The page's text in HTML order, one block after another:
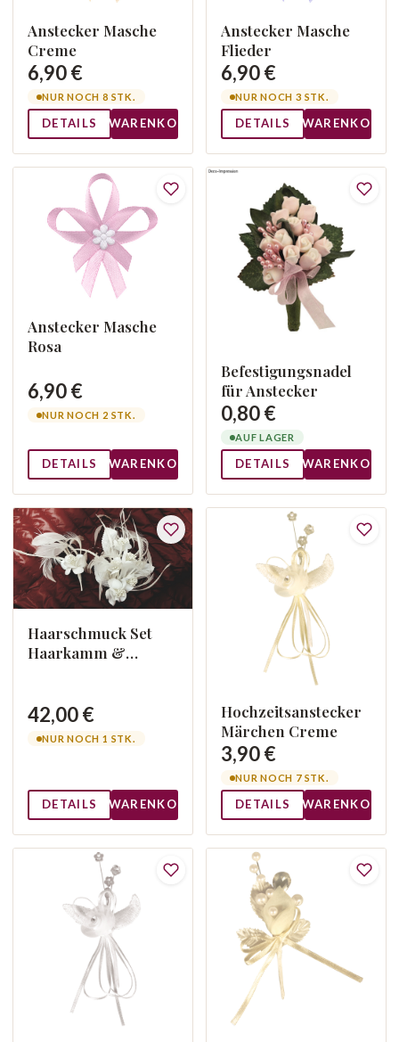
Anstecker Masche
Creme
6,90 €
NUR NOCH 8 STK.
DETAILS WARENKORB
Anstecker Masche
Flieder
6,90 €
NUR NOCH 3 STK.
DETAILS WARENKORB
Anstecker Masche
Rosa
6,90 €
NUR NOCH 2 STK.
DETAILS WARENKORB
Befestigungsnadel
für Anstecker
0,80 €
AUF LAGER
DETAILS WARENKORB
Haarschmuck Set
Haarkamm &
42,00 €
NUR NOCH 1 STK.
DETAILS WARENKORB
Hochzeitsanstecker
Märchen Creme
3,90 €
NUR NOCH 7 STK.
DETAILS WARENKORB